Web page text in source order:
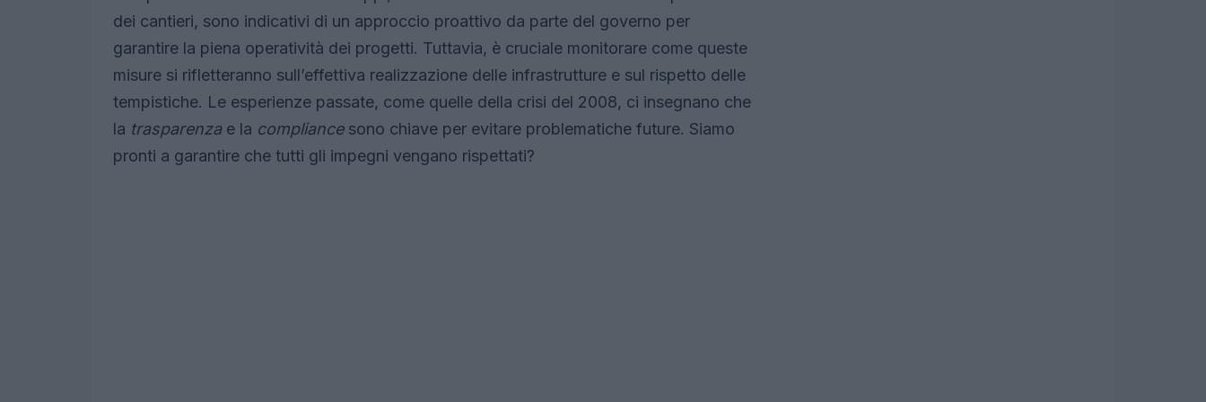
dei cantieri, sono indicativi di un approccio proattivo da parte del governo per
garantire la piena operatività dei progetti. Tuttavia, è cruciale monitorare come queste
misure si rifletteranno sull’effettiva realizzazione delle infrastrutture e sul rispetto delle
tempistiche. Le esperienze passate, come quelle della crisi del 2008, ci insegnano che
la trasparenzae la compliancesono chiave per evitare problematiche future. Siamo
pronti a garantire che tutti gli impegni vengano rispettati?